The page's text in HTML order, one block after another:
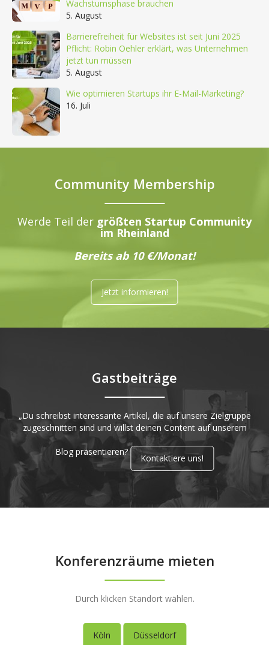
Wachstumsphase brauchen
5. August
Barrierefreiheit für Websites ist seit Juni 2025
Pflicht: Robin Oehler erklärt, was Unternehmen
jetzt tun müssen
5. August
Wie optimieren Startups ihr E-Mail-Marketing?
16. Juli
Community Membership
Werde Teil der größten Startup Community
im Rheinland
Bereits ab 10 €/Monat!
Jetzt informieren!
Gastbeiträge
„Du schreibst interessante Artikel, die auf unsere Zielgruppe
zugeschnitten sind und willst deinen Content auf unserem
Blog präsentieren?
Kontaktiere uns!
Konferenzräume mieten
Durch klicken Standort wählen.
Köln Düsseldorf